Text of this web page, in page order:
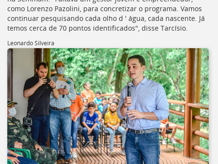
como Lorenzo Pazolini, para concretizar o programa. Vamos
continuar pesquisando cada olho d ' água, cada nascente. Já
temos cerca de 70 pontos identificados", disse Tarcísio.
Leonardo Silveira